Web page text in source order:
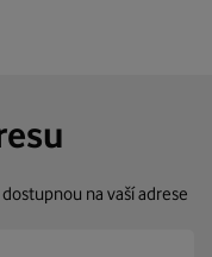
na vaší adrese